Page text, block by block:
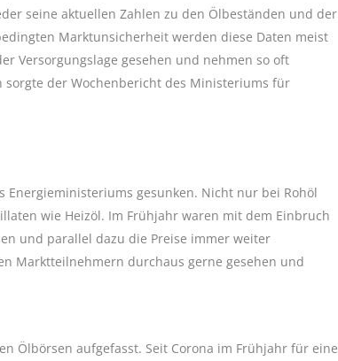
seine aktuellen Zahlen zu den Ölbeständen und der
Marktunsicherheit werden diese Daten meist
Versorgungslage gesehen und nehmen so oft
sorgte der Wochenbericht des Ministeriums für
Energieministeriums gesunken. Nicht nur bei Rohöl
wie Heizöl. Im Frühjahr waren mit dem Einbruch
und parallel dazu die Preise immer weiter
Marktteilnehmern durchaus gerne gesehen und
Ölbörsen aufgefasst. Seit Corona im Frühjahr für eine